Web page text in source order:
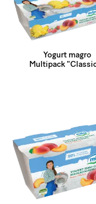
Yogurt magro
Multipack